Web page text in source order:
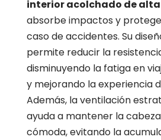
interior acolchado de
absorbe impactos y
caso de accidentes. Su
permite reducir la
disminuyendo la fatiga en
y mejorando la experiencia
Además, la ventilación
ayuda a mantener la
cómoda, evitando la